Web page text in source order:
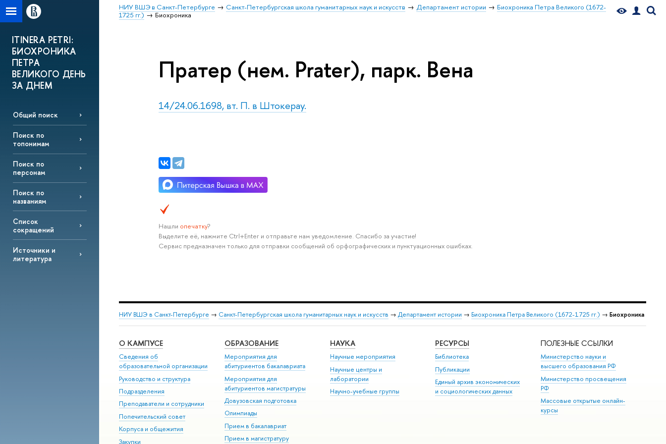
НИУ ВШЭ в Санкт-Петербурге Санкт-Петербургская школа гуманитарных наук и искусств Департамент истории
Биохроника Петра Великого (1672-
1725 гг.)
Биохроника
ITINERA PETRI:
БИОХРОНИКА
ПЕТРА
ВЕЛИКОГО ДЕНЬ
ЗА ДНЕМ
Общий поиск
Поиск по
топонимам
Поиск по
персонам
Поиск по
названиям
Список
сокращений
Источники и
литература
Пратер (нем. Prater), парк. Вена
14/24.06.1698, вт. П. в Штокерау.
Нашли опечатку?
Выделите её, нажмите Ctrl+Enter и отправьте нам уведомление. Спасибо за участие!
Сервис предназначен только для отправки сообщений об орфографических и пунктуационных ошибках.
НИУ ВШЭ в Санкт-Петербурге → Санкт-Петербургская школа гуманитарных наук и искусств → Департамент истории → Биохроника Петра Великого (1672-1725 гг.) → Биохроника
О КАМПУСЕ
Сведения об
образовательной организации
Руководство и структура
Подразделения
Преподаватели и сотрудники
Попечительский совет
Корпуса и общежития
Закупки
ОБРАЗОВАНИЕ
Мероприятия для
абитуриентов бакалавриата
Мероприятия для
абитуриентов магистратуры
Довузовская подготовка
Олимпиады
Прием в бакалавриат
Прием в магистратуру
НАУКА
Научные мероприятия
Научные центры и
лаборатории
Научно-учебные группы
РЕСУРСЫ
Библиотека
Публикации
Единый архив экономических
и социологических данных
ПОЛЕЗНЫЕ ССЫЛКИ
Министерство науки и
высшего образования РФ
Министерство просвещения
РФ
Массовые открытые онлайн-
курсы